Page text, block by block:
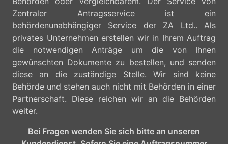
Zentraler Antragsservice ist ein
behördenunabhängiger Service der ZA Ltd.. Als
privates Unternehmen erstellen wir in Ihrem Auftrag
die notwendigen Anträge um die von Ihnen
gewünschten Dokumente zu bestellen, und senden
diese an die zuständige Stelle. Wir sind keine
Behörde und stehen auch nicht mit Behörden in einer
Partnerschaft. Diese reichen wir an die Behörden
weiter.
Bei Fragen wenden Sie sich bitte an unseren